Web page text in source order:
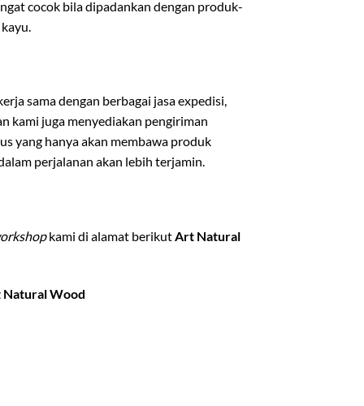
cocok bila dipadankan dengan produk-
sama dengan berbagai jasa expedisi,
kami juga menyediakan pengiriman
yang hanya akan membawa produk
perjalanan akan lebih terjamin.
kami di alamat berikut Art Natural
Natural Wood